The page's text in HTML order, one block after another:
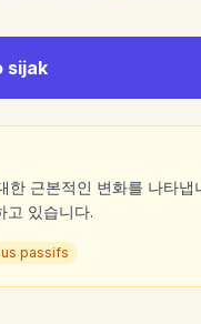
sijak
근본적인 변화를 나타
고 있습니다.
passifs